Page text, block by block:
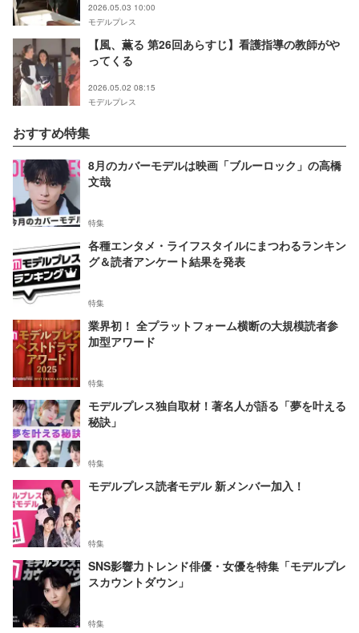
2026.05.03 10:00
モデルプレス
【風、薫る 第26回あらすじ】看護指導の教師がや
ってくる
2026.05.02 08:15
モデルプレス
おすすめ特集
8月のカバーモデルは映画「ブルーロック」の高橋
文哉
特集
各種エンタメ・ライフスタイルにまつわるランキン
グ＆読者アンケート結果を発表
特集
業界初！ 全プラットフォーム横断の大規模読者参
加型アワード
特集
モデルプレス独自取材！著名人が語る「夢を叶える
秘訣」
特集
モデルプレス読者モデル 新メンバー加入！
特集
SNS影響力トレンド俳優・女優を特集「モデルプレ
スカウントダウン」
特集